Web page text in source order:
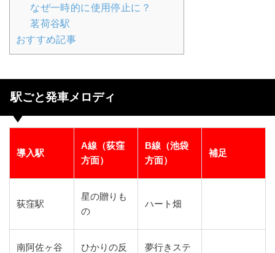
なぜ一時的に使用停止に？
茗荷谷駅
おすすめ記事
駅ごと発車メロディ
導入駅
A線（荻窪
方面）
B線（池袋
方面）
補足
荻窪駅
星の贈りも
の
ハート畑
南阿佐ヶ谷
ひかりの反
夢行きステ